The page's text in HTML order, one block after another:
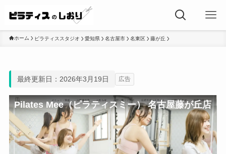
ホーム ピラティススタジオ 愛知県 名古屋市 名東区 藤が丘
最終更新日：2026年3月19日 広告
Pilates Mee（ピラティスミー） 名古屋藤が丘店